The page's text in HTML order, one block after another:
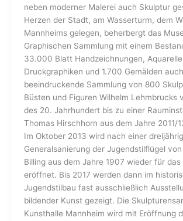
neben moderner Malerei auch Skulptur
Herzen der Stadt, am Wasserturm, dem
Mannheims gelegen, beherbergt das
Graphischen Sammlung mit einem
33.000 Blatt Handzeichnungen,
Druckgraphiken und 1.700 Gemälden
beeindruckende Sammlung von 800
Büsten und Figuren Wilhelm Lehmbrucks
des 20. Jahrhundert bis zu einer
Thomas Hirschhorn aus dem Jahre 2011/
Im Oktober 2013 wird nach einer
Generalsanierung der Jugendstilflügel
Billing aus dem Jahre 1907 wieder für das
eröffnet. Bis 2017 werden dann im
Jugendstilbau fast ausschließlich
bildender Kunst gezeigt. Die
Kunsthalle Mannheim wird mit Eröffnung